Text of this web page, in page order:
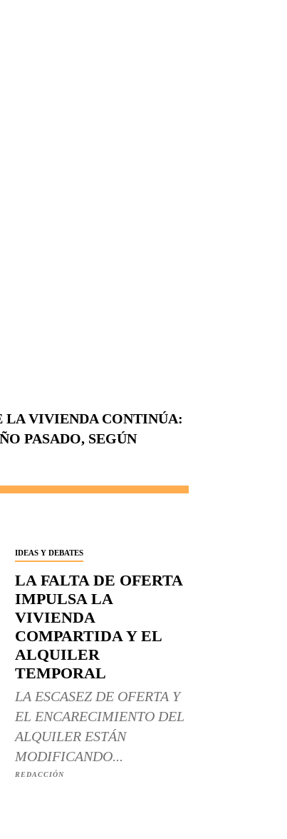
LA VIVIENDA CONTINÚA:
PASADO, SEGÚN
IDEAS Y DEBATES
LA FALTA DE OFERTA
IMPULSA LA
VIVIENDA
COMPARTIDA Y EL
ALQUILER
TEMPORAL
LA ESCASEZ DE OFERTA Y
EL ENCARECIMIENTO DEL
ALQUILER ESTÁN
MODIFICANDO...
REDACCIÓN